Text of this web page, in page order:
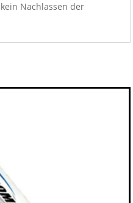
Nachlassen der